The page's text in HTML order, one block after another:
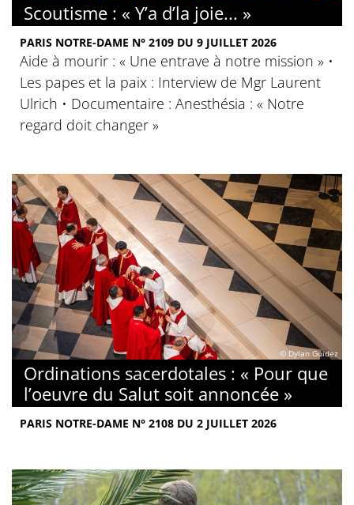
Scoutisme : « Y’a d’la joie... »
PARIS NOTRE-DAME N° 2109 DU 9 JUILLET 2026
Aide à mourir : « Une entrave à notre mission » •
Les papes et la paix : Interview de Mgr Laurent
Ulrich • Documentaire : Anesthésia : « Notre
regard doit changer »
© Dylan Guidez
Ordinations sacerdotales : « Pour que
l’oeuvre du Salut soit annoncée »
PARIS NOTRE-DAME N° 2108 DU 2 JUILLET 2026